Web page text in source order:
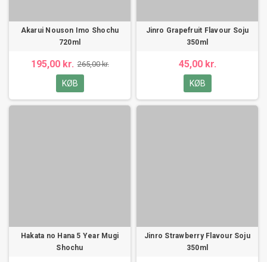
Akarui Nouson Imo Shochu
720ml
195,00 kr. 265,00 kr.
KØB
Jinro Grapefruit Flavour Soju
350ml
45,00 kr.
KØB
Hakata no Hana 5 Year Mugi
Shochu
Jinro Strawberry Flavour Soju
350ml